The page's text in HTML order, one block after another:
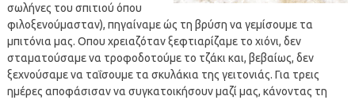
σωλήνες του σπιτιού όπου
φιλοξενούμασταν), πηγαίναμε ώς τη βρύση να γεμίσουμε τα
μπιτόνια μας. Οπου χρειαζόταν ξεφτιαρίζαμε το χιόνι, δεν
σταματούσαμε να τροφοδοτούμε το τζάκι και, βεβαίως, δεν
ξεχνούσαμε να ταΐσουμε τα σκυλάκια της γειτονιάς. Για τρεις
ημέρες αποφάσισαν να συγκατοικήσουν μαζί μας, κάνοντας τη